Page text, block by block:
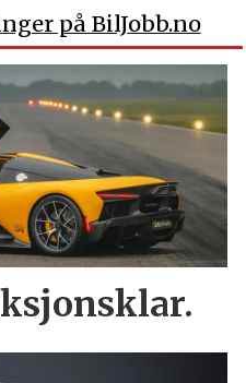
på BilJobb.no